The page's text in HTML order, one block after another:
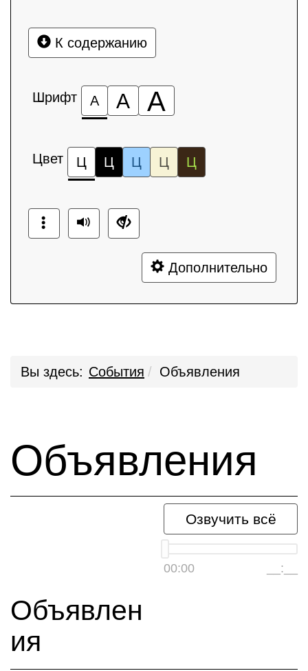
К содержанию
Шрифт А А А
Цвет Ц Ц Ц Ц Ц
Дополнительно
Вы здесь: События Объявления
Объявления
Озвучить всё
00:00 __:__
Объявлен
ия